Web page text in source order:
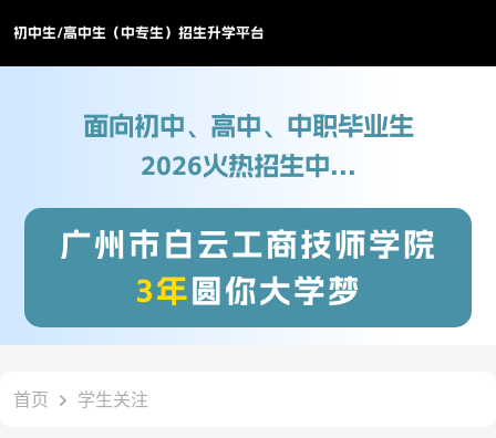
初中生/高中生（中专生）招生升学平台
面向初中、高中、中职毕业生
2026火热招生中...
广州市白云工商技师学院
3年圆你大学梦
首页 学生关注